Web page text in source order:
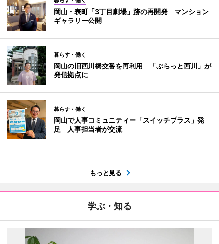
岡山・表町「3丁目劇場」跡の再開発 マンション
ギャラリー公開
暮らす・働く
岡山の旧西川橋交番を再利用 「ぷらっと西川」が
発信拠点に
暮らす・働く
岡山で人事コミュニティー「スイッチプラス」発
足 人事担当者が交流
もっと見る
学ぶ・知る